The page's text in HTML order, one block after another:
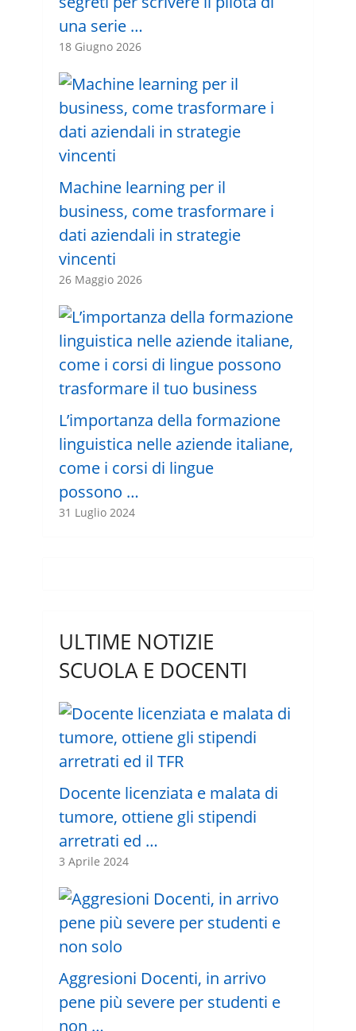
una serie …
18 Giugno 2026
Machine learning per il
business, come trasformare i
dati aziendali in strategie
vincenti
26 Maggio 2026
L’importanza della formazione
linguistica nelle aziende italiane,
come i corsi di lingue
possono …
31 Luglio 2024
ULTIME NOTIZIE
SCUOLA E DOCENTI
Docente licenziata e malata di
tumore, ottiene gli stipendi
arretrati ed …
3 Aprile 2024
Aggresioni Docenti, in arrivo
pene più severe per studenti e
non …